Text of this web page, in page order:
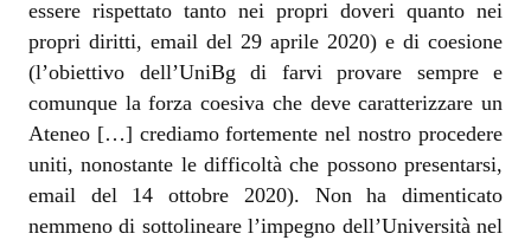
essere rispettato tanto nei propri doveri quanto nei
propri diritti, email del 29 aprile 2020) e di coesione
(l’obiettivo dell’UniBg di farvi provare sempre e
comunque la forza coesiva che deve caratterizzare un
Ateneo […] crediamo fortemente nel nostro procedere
uniti, nonostante le difficoltà che possono presentarsi,
email del 14 ottobre 2020). Non ha dimenticato
nemmeno di sottolineare l’impegno dell’Università nel